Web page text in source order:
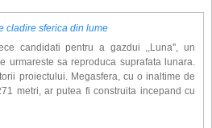
cladire sferica din lume
candidati pentru a gazdui ,,Luna'', un
urmareste sa reproduca suprafata lunara.
proiectului. Megasfera, cu o inaltime de
metri, ar putea fi construita incepand cu